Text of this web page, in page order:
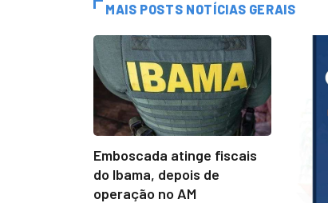
MAIS POSTS NOTÍCIAS GERAIS
Emboscada atinge fiscais
do Ibama, depois de
operação no AM